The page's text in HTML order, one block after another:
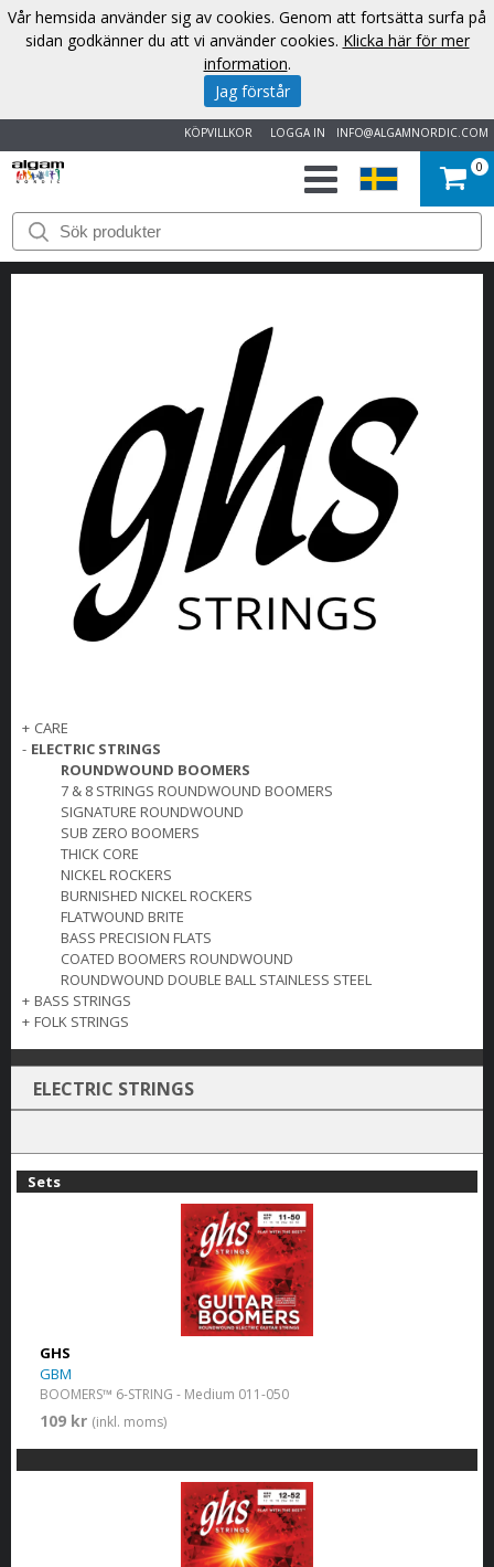
INFO@ALGAMNORDIC.COM
LOGGA IN
KÖPVILLKOR
START
VARUMÄRKEN
OSS
KONTAKT
0
+ CARE
- ELECTRIC STRINGS
ROUNDWOUND BOOMERS
7 & 8 STRINGS ROUNDWOUND BOOMERS
SIGNATURE ROUNDWOUND
SUB ZERO BOOMERS
THICK CORE
NICKEL ROCKERS
BURNISHED NICKEL ROCKERS
FLATWOUND BRITE
BASS PRECISION FLATS
COATED BOOMERS ROUNDWOUND
ROUNDWOUND DOUBLE BALL STAINLESS STEEL
+ BASS STRINGS
+ FOLK STRINGS
ELECTRIC STRINGS
Sets
GHS
GBM
BOOMERS™ 6-STRING - Medium 011-050
109 kr (inkl. moms)
Vår hemsida använder sig av cookies. Genom att fortsätta surfa på
sidan godkänner du att vi använder cookies. Klicka här för mer
information.
Jag förstår